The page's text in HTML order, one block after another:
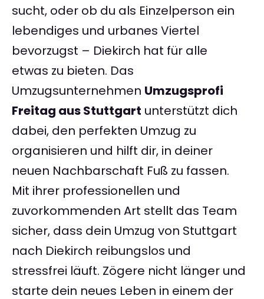
sucht, oder ob du als Einzelperson ein
lebendiges und urbanes Viertel
bevorzugst – Diekirch hat für alle
etwas zu bieten. Das
Umzugsunternehmen Umzugsprofi
Freitag aus Stuttgart unterstützt dich
dabei, den perfekten Umzug zu
organisieren und hilft dir, in deiner
neuen Nachbarschaft Fuß zu fassen.
Mit ihrer professionellen und
zuvorkommenden Art stellt das Team
sicher, dass dein Umzug von Stuttgart
nach Diekirch reibungslos und
stressfrei läuft. Zögere nicht länger und
starte dein neues Leben in einem der